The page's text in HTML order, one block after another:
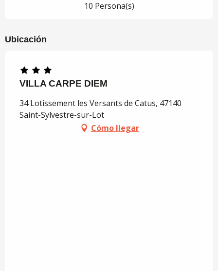
10 Persona(s)
Ubicación
VILLA CARPE DIEM
34 Lotissement les Versants de Catus, 47140
Saint-Sylvestre-sur-Lot
Cómo llegar